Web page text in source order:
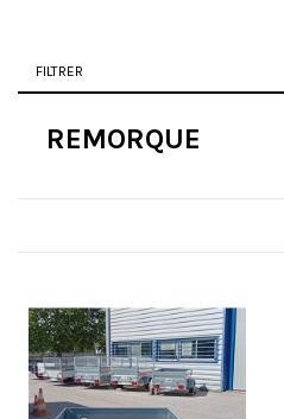
REMORQUE
FILTRER